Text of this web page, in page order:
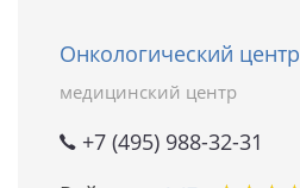
Онкологический
медицинский центр
+7 (495) 988-32-31